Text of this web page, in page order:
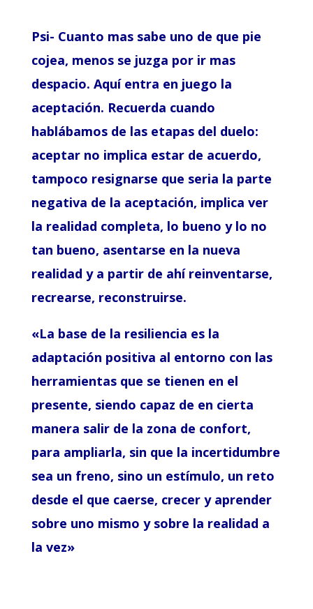
Psi- Cuanto mas sabe uno de que pie
cojea, menos se juzga por ir mas
despacio. Aquí entra en juego la
aceptación. Recuerda cuando
hablábamos de las etapas del duelo:
aceptar no implica estar de acuerdo,
tampoco resignarse que seria la parte
negativa de la aceptación, implica ver
la realidad completa, lo bueno y lo no
tan bueno, asentarse en la nueva
realidad y a partir de ahí reinventarse,
recrearse, reconstruirse.
«La base de la resiliencia es la
adaptación positiva al entorno con las
herramientas que se tienen en el
presente, siendo capaz de en cierta
manera salir de la zona de confort,
para ampliarla, sin que la incertidumbre
sea un freno, sino un estímulo, un reto
desde el que caerse, crecer y aprender
sobre uno mismo y sobre la realidad a
la vez»